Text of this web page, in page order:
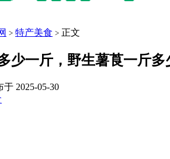
> 特产美食 > 正文
少一斤，野生薯莨一斤多
2025-05-30